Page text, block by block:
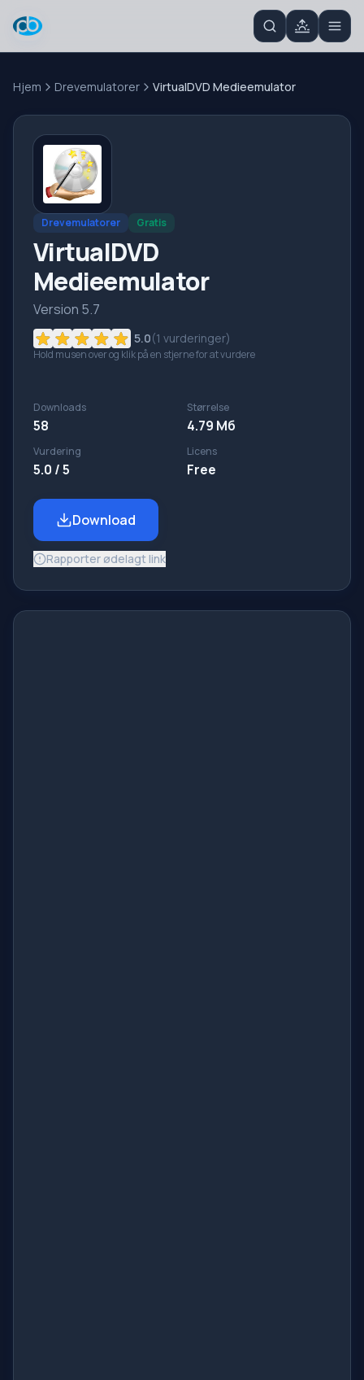
Hjem Drevemulatorer VirtualDVD Medieemulator
Drevemulatorer Gratis
VirtualDVD
Medieemulator
Version 5.7
5.0(1 vurderinger)
Hold musen over og klik på en stjerne for at vurdere
Downloads
58
Størrelse
4.79 Мб
Vurdering
5.0 / 5
Licens
Free
Download
Rapporter ødelagt link